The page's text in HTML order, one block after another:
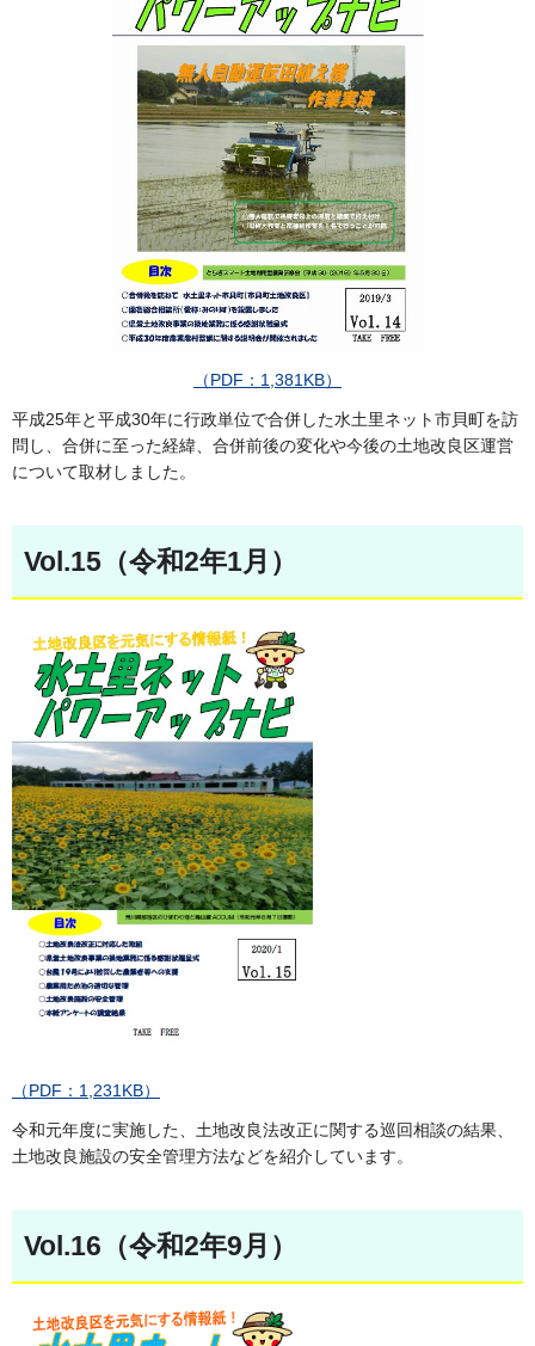
（PDF：1,381KB）
平成25年と平成30年に行政単位で合併した水土里ネット市貝町を訪
問し、合併に至った経緯、合併前後の変化や今後の土地改良区運営
について取材しました。
Vol.15（令和2年1月）
（PDF：1,231KB）
令和元年度に実施した、土地改良法改正に関する巡回相談の結果、
土地改良施設の安全管理方法などを紹介しています。
Vol.16（令和2年9月）